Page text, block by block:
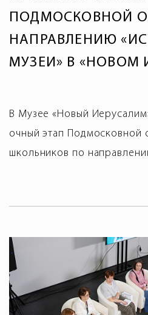
ПОДМОСКОВНОЙ
НАПРАВЛЕНИЮ
МУЗЕИ» В «НОВОМ
В Музее «Новый
очный этап Подмосковной
школьников по